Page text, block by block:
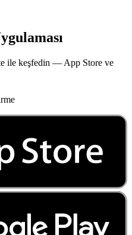
ile keşfedin — App Store ve